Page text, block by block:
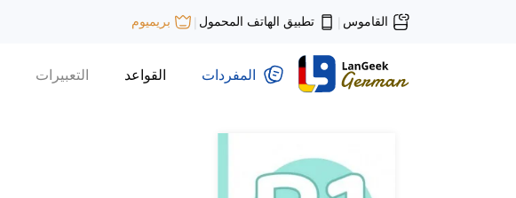
القاموس | تطبيق الهاتف المحمول | بريميوم
المفردات القواعد التعبيرات